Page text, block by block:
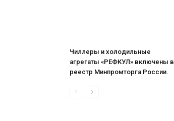
Чиллеры и холодильные
агрегаты «РЕФКУЛ» включены в
реестр Минпромторга России.